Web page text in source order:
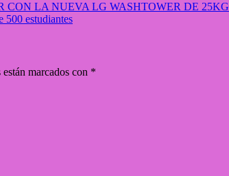
LA NUEVA LG WASHTOWER DE 25KG
500 estudiantes
marcados con *